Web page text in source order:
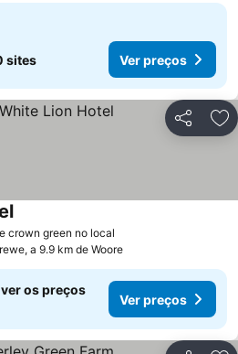
sites Ver preços
Partilhar
crown green no local
a 9.9 km de Woore
os preços
Ver preços